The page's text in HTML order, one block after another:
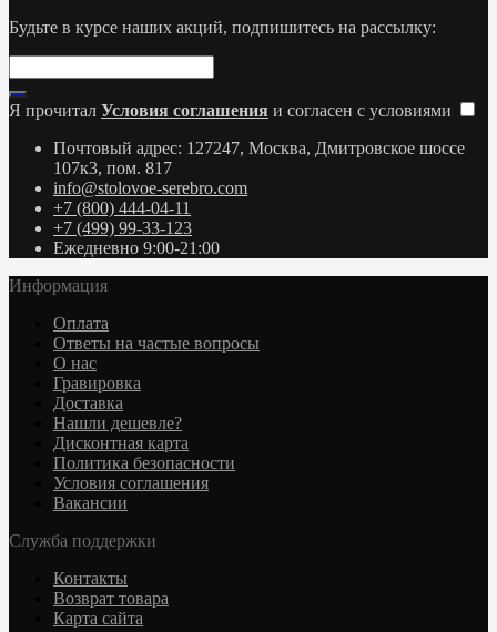
Будьте в курсе наших акций, подпишитесь на рассылку:
Я прочитал Условия соглашения и согласен с условиями
Почтовый адрес: 127247, Москва, Дмитровское шоссе
107к3, пом. 817
info@stolovoe-serebro.com
+7 (800) 444-04-11
+7 (499) 99-33-123
Ежедневно 9:00-21:00
Информация
Оплата
Ответы на частые вопросы
О нас
Гравировка
Доставка
Нашли дешевле?
Дисконтная карта
Политика безопасности
Условия соглашения
Вакансии
Служба поддержки
Контакты
Возврат товара
Карта сайта